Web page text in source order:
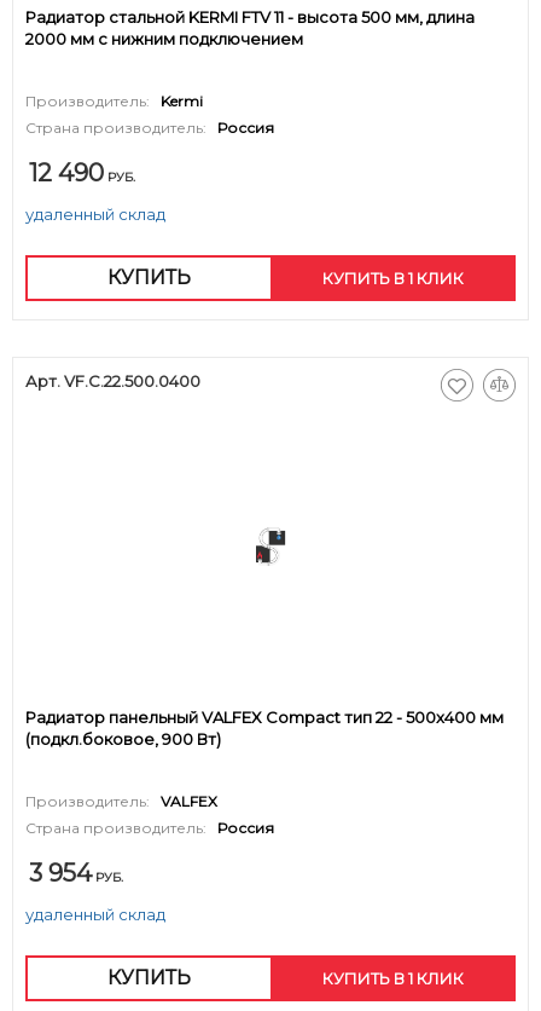
Радиатор стальной KERMI FTV 11 - высота 500 мм, длина
2000 мм с нижним подключением
Производитель:
Kermi
Страна производитель:
Россия
12 490 РУБ.
удаленный склад
КУПИТЬ КУПИТЬ В 1 КЛИК
Арт. VF.C.22.500.0400
Радиатор панельный VALFEX Compact тип 22 - 500x400 мм
(подкл.боковое, 900 Вт)
Производитель:
VALFEX
Страна производитель:
Россия
3 954 РУБ.
удаленный склад
КУПИТЬ КУПИТЬ В 1 КЛИК